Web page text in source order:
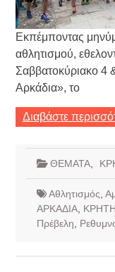
Εκπέμποντας
αθλητισμού,
Σαββατοκύριακο 4
Αρκάδια», το
Διαβάστε
ΘΕΜΑΤΑ,
Αθλητισμός
ΑΡΚΑΔΙΑ, ΚΡΗΤΗ
Πρέβελη